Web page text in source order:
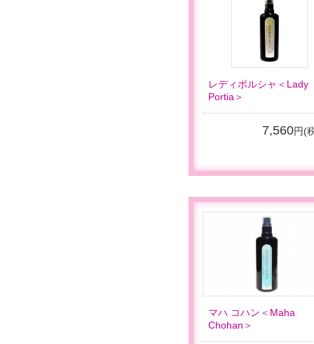
レディポルシャ＜Lady
Portia＞
7,560円(
マハ コハン＜Maha
Chohan＞